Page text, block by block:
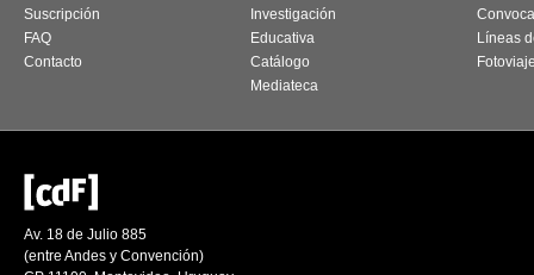
Suscripción
FAQ
Contacto
Investigación
Educativa
Catálogo
Mediateca
Líneas
Av. 18 de Julio 885
(entre Andes y Convención)